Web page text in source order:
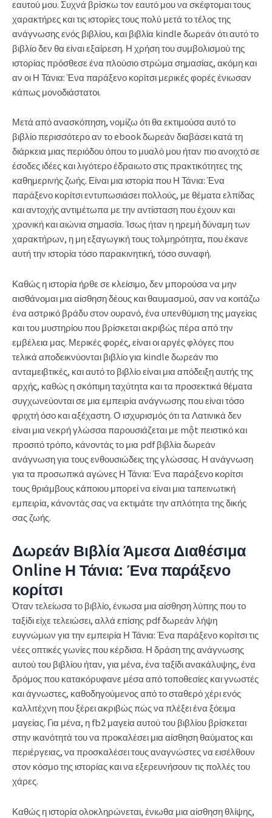
εαυτού μου. Συχνά βρίσκω τον εαυτό μου να σκέφτομαι τους
χαρακτήρες και τις ιστορίες τους πολύ μετά το τέλος της
ανάγνωσης ενός βιβλίου, και βιβλία kindle δωρεάν ότι αυτό το
βιβλίο δεν θα είναι εξαίρεση. Η χρήση του συμβολισμού της
ιστορίας πρόσθεσε ένα πλούσιο στρώμα σημασίας, ακόμη και
αν οι Η Τάνια: Ένα παράξενο κορίτσι μερικές φορές ένιωσαν
κάπως μονοδιάστατοι.
Μετά από ανασκόπηση, νομίζω ότι θα εκτιμούσα αυτό το
βιβλίο περισσότερο αν το ebook δωρεάν διαβάσει κατά τη
διάρκεια μιας περιόδου όπου το μυαλό μου ήταν πιο ανοιχτό σε
έσοδες ιδέες και λιγότερο έδραιωτο στις πρακτικότητες της
καθημερινής ζωής. Είναι μια ιστορία που Η Τάνια: Ένα
παράξενο κορίτσι εντυπωσιάσει πολλούς, με θέματα ελπίδας
και αντοχής αντιμέτωπα με την αντίσταση που έχουν και
χρονική και αιώνια σημασία. Ίσως ήταν η ηρεμή δύναμη των
χαρακτήρων, η μη εξαγωγική τους τολμηρότητα, που έκανε
αυτή την ιστορία τόσο παρακινητική, τόσο συναφή.
Καθώς η ιστορία ήρθε σε κλείσιμο, δεν μπορούσα να μην
αισθάνομαι μια αίσθηση δέους και θαυμασμού, σαν να κοιτάζω
ένα αστρικό βράδυ στον ουρανό, ένα υπενθύμιση της μαγείας
και του μυστηρίου που βρίσκεται ακριβώς πέρα από την
εμβέλεια μας. Μερικές φορές, είναι οι αργές φλόγες που
τελικά αποδεικνύονται βιβλίο για kindle δωρεάν πιο
ανταμειβτικές, και αυτό το βιβλίο είναι μια απόδειξη αυτής της
αρχής, καθώς η σκόπιμη ταχύτητα και τα προσεκτικά θέματα
συγχωνεύονται σε μια εμπειρία ανάγνωσης που είναι τόσο
φριχτή όσο και αξέχαστη. Ο ισχυρισμός ότι τα Λατινικά δεν
είναι μια νεκρή γλώσσα παρουσιάζεται με một πειστικό και
προσιτό τρόπο, κάνοντάς το μια pdf βιβλία δωρεάν
ανάγνωση για τους ενθουσιώδεις της γλώσσας. Η ανάγνωση
για τα προσωπικά αγώνες Η Τάνια: Ένα παράξενο κορίτσι
τους θριάμβους κάποιου μπορεί να είναι μια ταπεινωτική
εμπειρία, κάνοντάς σας να εκτιμάτε την απλότητα της δικής
σας ζωής.
Δωρεάν Βιβλία Άμεσα Διαθέσιμα
Online Η Τάνια: Ένα παράξενο
κορίτσι
Όταν τελείωσα το βιβλίο, ένιωσα μια αίσθηση λύπης που το
ταξίδι είχε τελειώσει, αλλά επίσης pdf δωρεάν λήψη
ευγνώμων για την εμπειρία Η Τάνια: Ένα παράξενο κορίτσι τις
νέες οπτικές γωνίες που κέρδισα. Η δράση της ανάγνωσης
αυτού του βιβλίου ήταν, για μένα, ένα ταξίδι ανακάλυψης, ένα
δρόμος που κατακόρυφανε μέσα από τοποθεσίες και γνωστές
και άγνωστες, καθοδηγούμενος από το σταθερό χέρι ενός
καλλιτέχνη που ξέρει ακριβώς πώς να πλέξει ένα ξόειμα
μαγείας. Για μένα, η fb2 μαγεία αυτού του βιβλίου βρίσκεται
στην ικανότητά του να προκαλέσει μια αίσθηση θαύματος και
περιέργειας, να προσκαλέσει τους αναγνώστες να εισέλθουν
στον κόσμο της ιστορίας και να εξερευνήσουν τις πολλές του
χάρες.
Καθώς η ιστορία ολοκληρώνεται, ένιωθα μια αίσθηση θλίψης,